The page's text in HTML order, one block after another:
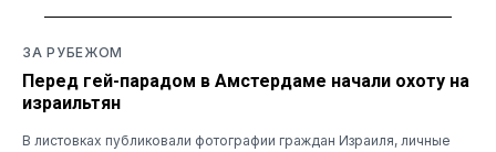
ЗА РУБЕЖОМ
Перед гей-парадом в Амстердаме начали охоту на
израильтян
В листовках публиковали фотографии граждан Израиля, личные